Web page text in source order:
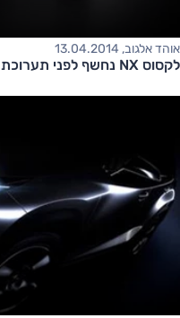
אוהד אלגוב, 13.04.2014
לקסוס NX נחשף לפני תערוכת בייג'ין